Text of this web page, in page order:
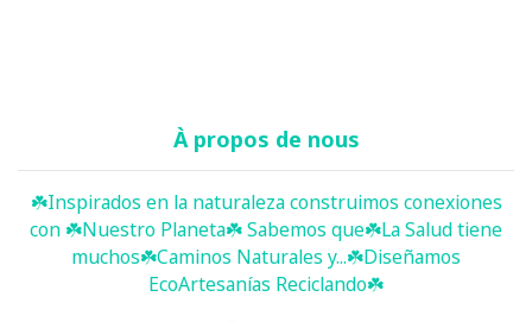
À propos de nous
☘️ Inspirados en la naturaleza construimos conexiones
con ☘️ Nuestro Planeta☘️ Sabemos que☘️La Salud tiene
muchos☘️Caminos Naturales y...☘️Diseñamos
EcoArtesanías Reciclando☘️